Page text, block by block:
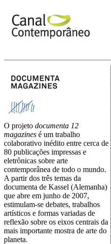
O projeto documenta 12
magazines é um trabalho
colaborativo inédito entre cerca de
80 publicações impressas e
eletrônicas sobre arte
contemporânea de todo o mundo.
A partir dos três temas da
documenta de Kassel (Alemanha)
que abre em junho de 2007,
estimulam-se debates, trabalhos
artísticos e formas variadas de
reflexão sobre os eixos centrais da
mais importante mostra de arte do
planeta.